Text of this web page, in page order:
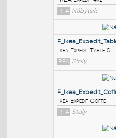
IKEA Expedit
RFA Nábytek